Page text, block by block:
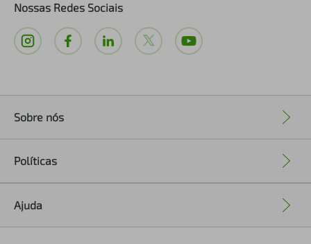
Nossas Redes Sociais
Sobre nós
Políticas
Ajuda